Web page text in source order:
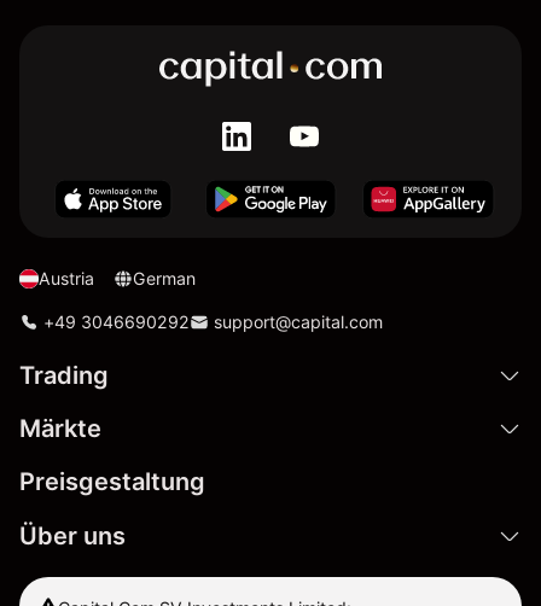
Austria German
+49 3046690292 support@capital.com
Trading
Märkte
Preisgestaltung
Über uns